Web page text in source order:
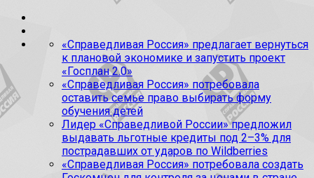
«Справедливая Россия» предлагает вернуться
к плановой экономике и запустить проект
«Госплан 2.0»
«Справедливая Россия» потребовала
оставить семье право выбирать форму
обучения детей
Лидер «Справедливой России» предложил
выдавать льготные кредиты под 2–3% для
пострадавших от ударов по Wildberries
«Справедливая Россия» потребовала создать